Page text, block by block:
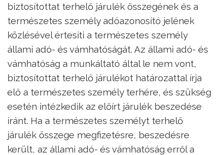
biztosítottat terhelő járulék összegének és a
természetes személy adóazonosító jelének
közlésével értesíti a természetes személy
állami adó- és vámhatóságát. Az állami adó- és
vámhatóság a munkáltató által le nem vont,
biztosítottat terhelő járulékot határozattal írja
elő a természetes személy terhére, és szükség
esetén intézkedik az előírt járulék beszedése
iránt. Ha a természetes személyt terhelő
járulék összege megfizetésre, beszedésre
került, az állami adó- és vámhatóság erről a